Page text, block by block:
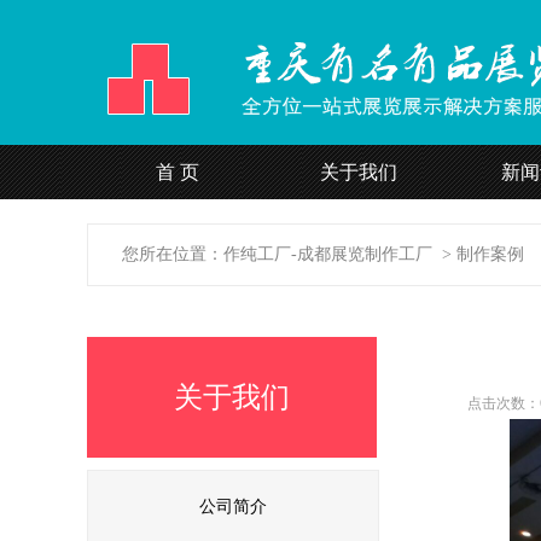
24H团体服装定制直线
15308188287首 页 关于我们 新
您所在位置： 作纯工厂-成都展览制作工厂 > 制作案例
关于我们
公司简介
点击次数：